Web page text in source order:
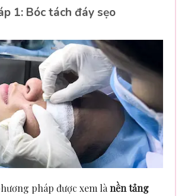
1: Bóc tách đáy sẹo
pháp được xem lànền tảng